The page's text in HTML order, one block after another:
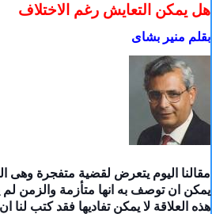
هل يمكن التعايش رغم الاختلاف
بقلم منير بشاى
مقالنا اليوم يتعرض لقضية متفجرة وهى
يمكن ان توصف به انها متأزمة والزمن
هذه العلاقة لا يمكن تفاديها فقد كتب